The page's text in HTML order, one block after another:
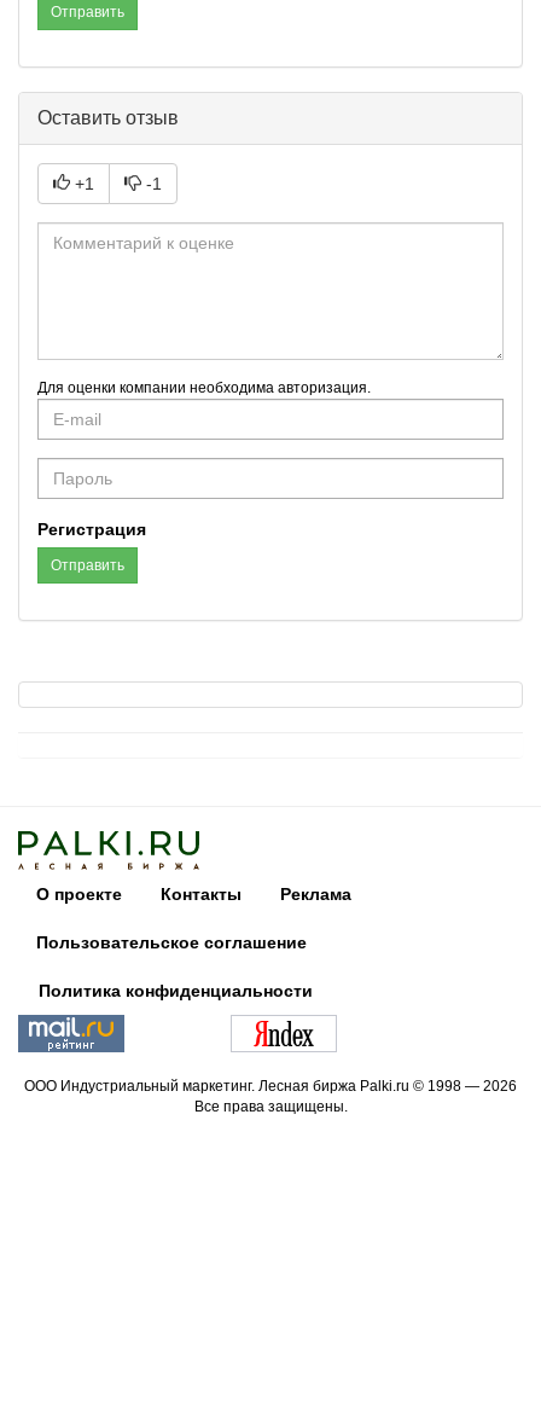
Отправить
Оставить отзыв
+1 -1
Для оценки компании необходима авторизация.
mail
Регистрация
Отправить
О проекте Контакты Реклама
Пользовательское соглашение
Политика конфиденциальности
ООО Индустриальный маркетинг. Лесная биржа Palki.ru © 1998 — 2026
Все права защищены.